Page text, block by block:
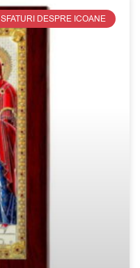
SFATURI DESPRE ICOANE